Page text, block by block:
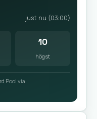
just nu (03:00)
10
högst
Pool via